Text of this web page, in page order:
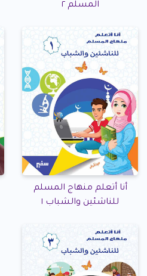
المسلم ٢
أنا أتعلم منهاج المسلم
للناشئين والشباب ١